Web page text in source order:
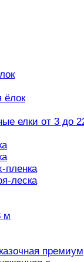
ёлок
елки от 3 до
пленка
леска
м
премиум